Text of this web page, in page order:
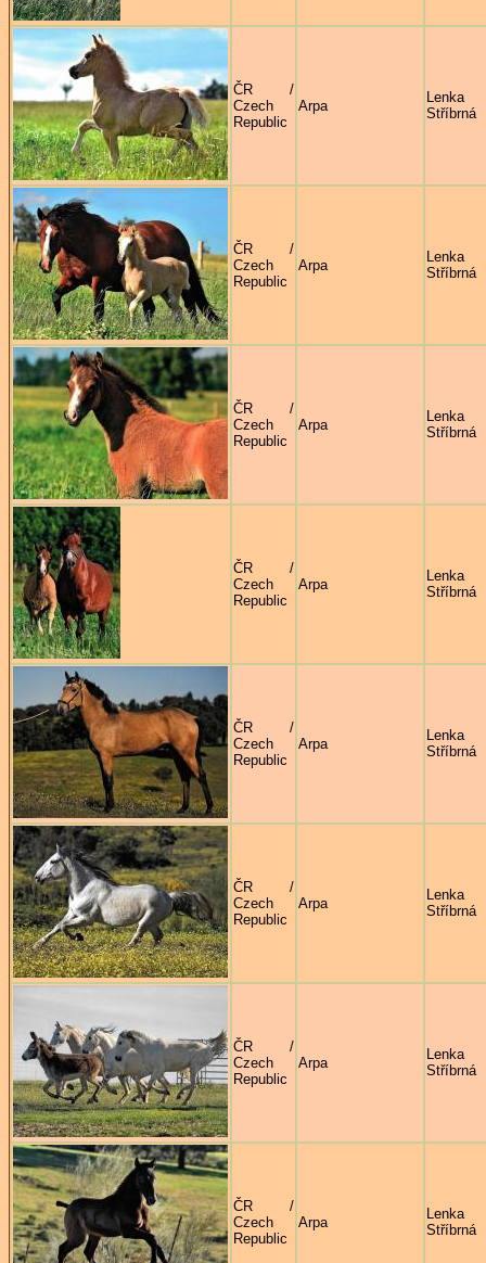
ČR /
Czech
Republic
Arpa
Lenka
Stříbrná
ČR /
Czech
Republic
Arpa
Lenka
Stříbrná
ČR /
Czech
Republic
Arpa
Lenka
Stříbrná
ČR /
Czech
Republic
Arpa
Lenka
Stříbrná
ČR /
Czech
Republic
Arpa
Lenka
Stříbrná
ČR /
Czech
Republic
Arpa
Lenka
Stříbrná
ČR /
Czech
Republic
Arpa
Lenka
Stříbrná
ČR /
Czech
Republic
Arpa
Lenka
Stříbrná